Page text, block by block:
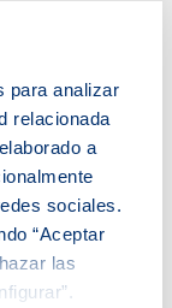
para analizar
relacionada
a
sociales.
“Aceptar
las
del
de
en la
soluciones
climático,
Túnez,
el Centro
, el